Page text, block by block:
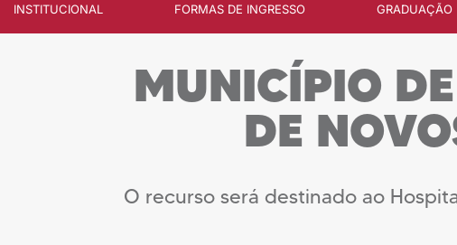
INSTITUCIONAL FORMAS DE INGRESSO GRADUAÇÃO
MUNICÍPIO
DE
O recurso será destinado ao